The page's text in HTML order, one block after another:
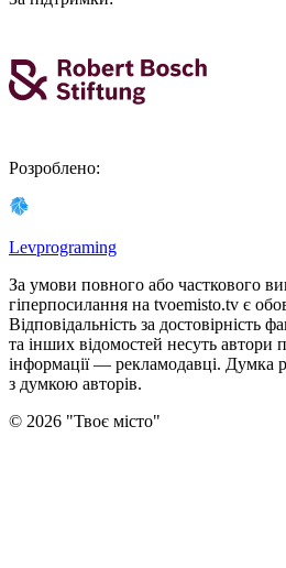
Розроблено:
Levprograming
За умови повного або часткового
гіперпосилання на tvoemisto.tv є
Відповідальність за достовірність
та інших відомостей несуть автори
інформації — рекламодавці. Думка
з думкою авторiв.
© 2026 "Твоє місто"